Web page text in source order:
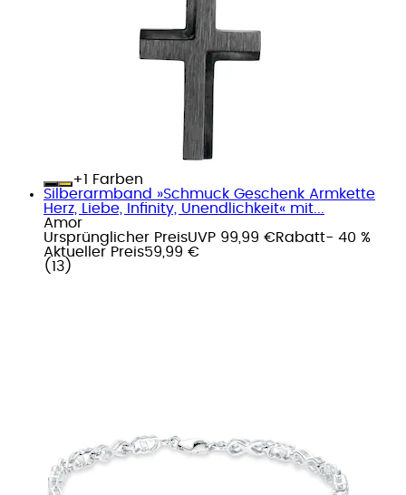
+
Farben
Silberarmband »Schmuck Geschenk Armkette
Herz, Liebe, Infinity, Unendlichkeit« mit...
Amor
Ursprünglicher PreisUVP 99,99 €Rabatt- 40 %
Aktueller Preis59,99 €
( 13 )